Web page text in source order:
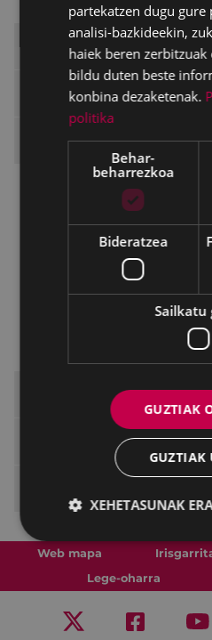
Prestakuntza espazioa
Emakumeentzako
Herritarrentzat saio
Udaberria 2026
Udaberria 2025
Udazkena 2024
Maistrak liburutegia
Erakusketak
Web mapa
Lege-oharra
partekatzen dugu gure
analisi-bazkideekin,
haiek beren zerbitzuak
bildu duten beste
konbina dezaketenak.
politika
Behar-
beharrezkoa
Bideratzea
Sailkatu
GUZTIAK
GUZTIAK
XEHETASUNAK